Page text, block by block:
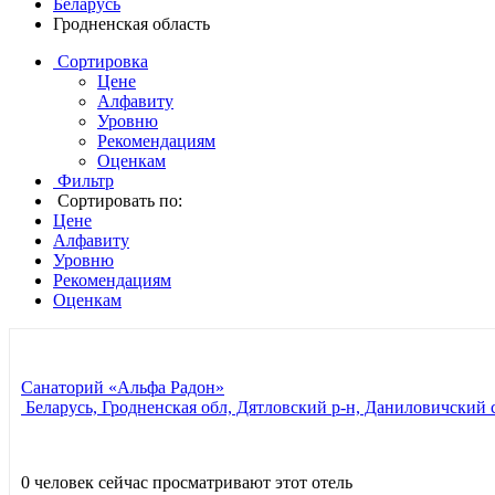
Гродненская область
Сортировка
Цене
Алфавиту
Уровню
Рекомендациям
Оценкам
Фильтр
Сортировать по:
Цене
Алфавиту
Уровню
Рекомендациям
Оценкам
Санаторий «Альфа Радон»
Беларусь, Гродненская обл, Дятловский р-н, Даниловичский
0 человек сейчас просматривают этот отель